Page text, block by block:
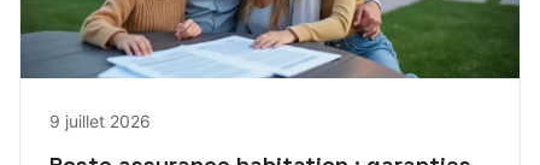
9 juillet 2026